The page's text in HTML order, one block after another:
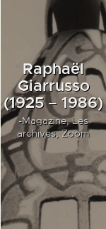
Raphaël
Giarrusso
(1925 – 1986)
-Magazine,Les
archives,Zoom